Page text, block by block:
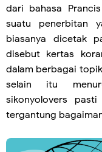
dari bahasa
suatu penerbitan
biasanya dicetak
disebut kertas
dalam berbagai
selain itu
sikonyolovers
tergantung